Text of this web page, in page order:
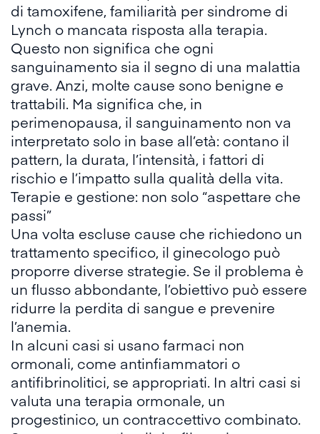
di tamoxifene, familiarità per sindrome di
Lynch o mancata risposta alla terapia.
Questo non significa che ogni
sanguinamento sia il segno di una malattia
grave. Anzi, molte cause sono benigne e
trattabili. Ma significa che, in
perimenopausa, il sanguinamento non va
interpretato solo in base all’età: contano il
pattern, la durata, l’intensità, i fattori di
rischio e l’impatto sulla qualità della vita.
Terapie e gestione: non solo “aspettare che
passi”
Una volta escluse cause che richiedono un
trattamento specifico, il ginecologo può
proporre diverse strategie. Se il problema è
un flusso abbondante, l’obiettivo può essere
ridurre la perdita di sangue e prevenire
l’anemia.
In alcuni casi si usano farmaci non
ormonali, come antinfiammatori o
antifibrinolitici, se appropriati. In altri casi si
valuta una terapia ormonale, un
progestinico, un contraccettivo combinato.